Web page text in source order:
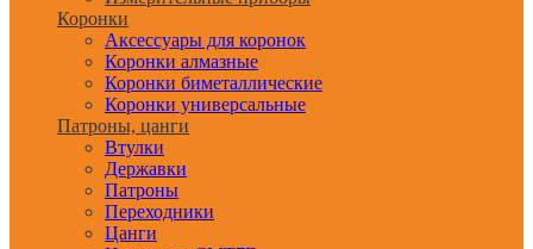
Коронки
Аксессуары для коронок
Коронки алмазные
Коронки биметаллические
Коронки универсальные
Патроны, цанги
Втулки
Державки
Патроны
Переходники
Цанги